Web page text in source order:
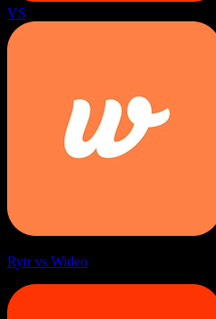
VS
Rytr vs Wideo